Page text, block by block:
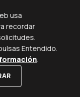
usa
recordar
Entendido.
.